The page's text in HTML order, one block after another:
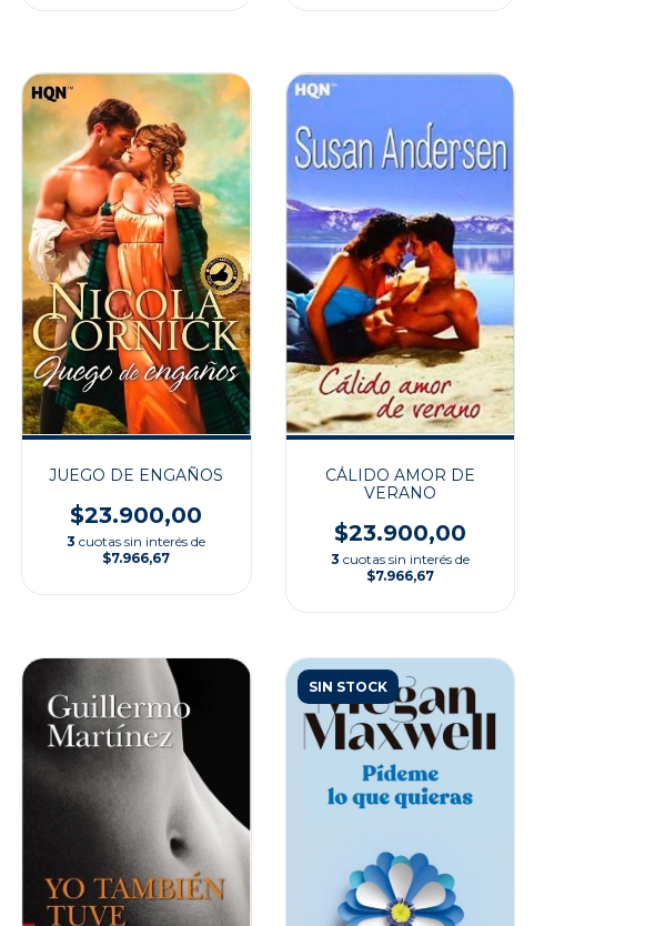
JUEGO DE ENGAÑOS
$23.900,00
3 cuotas sin interés de
$7.966,67
CÁLIDO AMOR DE
VERANO
$23.900,00
3 cuotas sin interés de
$7.966,67
SIN STOCK